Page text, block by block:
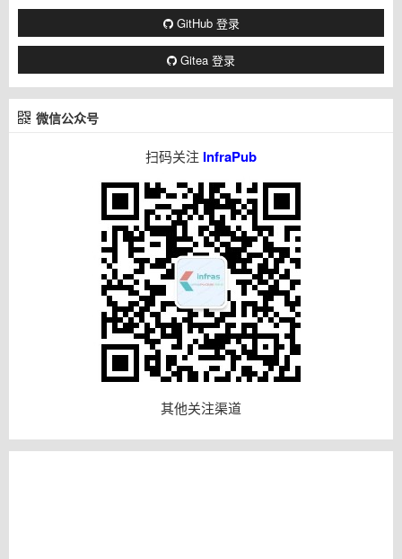
GitHub 登录
Gitea 登录
微信公众号
扫码关注 InfraPub
其他关注渠道